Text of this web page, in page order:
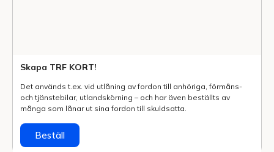
Skapa TRF KORT!
Det används t.ex. vid utlåning av fordon till anhöriga, förmåns-
och tjänstebilar, utlands­körning – och har även beställts av
många som lånar ut sina fordon till skuldsatta.
Beställ